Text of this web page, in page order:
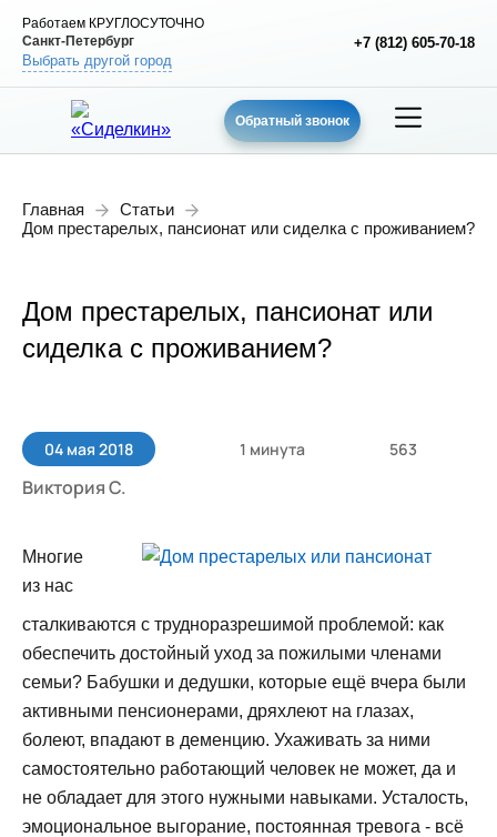
Работаем КРУГЛОСУТОЧНО
Санкт-Петербург
Выбрать другой город
+7 (812) 605-70-18
Обратный звонок
Главная
Статьи
Дом престарелых, пансионат или сиделка с проживанием?
Дом престарелых, пансионат или
сиделка с проживанием?
04 мая 2018 1 минута 563
Виктория С.
Многие
из нас
сталкиваются с трудноразрешимой проблемой: как
обеспечить достойный уход за пожилыми членами
семьи? Бабушки и дедушки, которые ещё вчера были
активными пенсионерами, дряхлеют на глазах,
болеют, впадают в деменцию. Ухаживать за ними
самостоятельно работающий человек не может, да и
не обладает для этого нужными навыками. Усталость,
эмоциональное выгорание, постоянная тревога - всё